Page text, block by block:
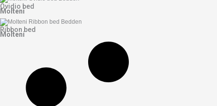
Ovidio bed
Molteni
Ribbon bed
Molteni